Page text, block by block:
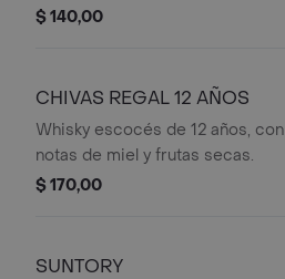
notas ahumadas.
$ 140,00
CHIVAS REGAL 12 AÑOS
Whisky escocés de 12 años, con
notas de miel y frutas secas.
$ 170,00
SUNTORY